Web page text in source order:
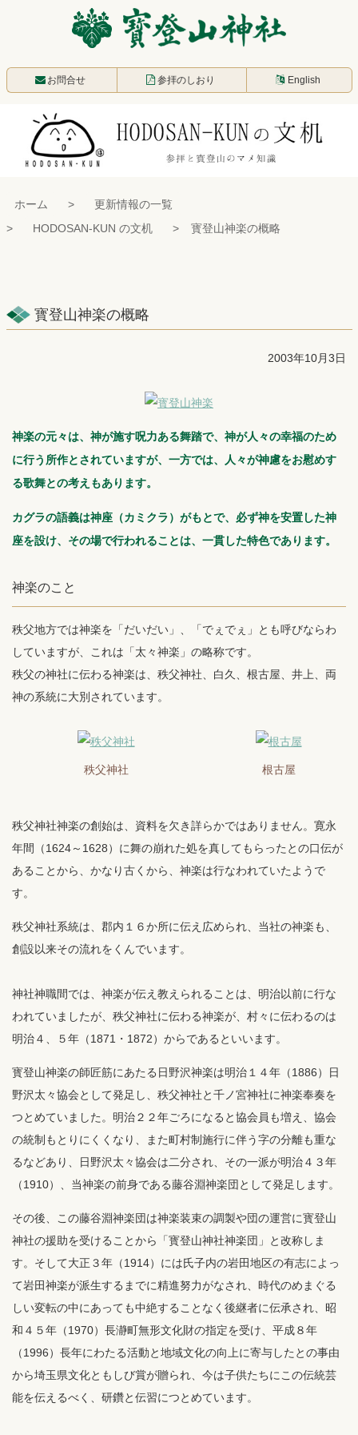
ッ
寳登山神社
お問合せ 参拝のしおり English
ホーム
更新情報の一覧
HODOSAN-KUN の文机
寳登山神楽の概略
寳登山神楽の概略
2003年10月3日
神楽の元々は、神が施す呪力ある舞踏で、神が人々の幸福のため
に行う所作とされていますが、一方では、人々が神慮をお慰めす
る歌舞との考えもあります。
カグラの語義は神座（カミクラ）がもとで、必ず神を安置した神
座を設け、その場で行われることは、一貫した特色であります。
神楽のこと
秩父地方では神楽を「だいだい」、「でぇでぇ」とも呼びならわ
していますが、これは「太々神楽」の略称です。
秩父の神社に伝わる神楽は、秩父神社、白久、根古屋、井上、両
神の系統に大別されています。
秩父神社 根古屋
秩父神社神楽の創始は、資料を欠き詳らかではありません。寛永
年間（1624～1628）に舞の崩れた処を真してもらったとの口伝が
あることから、かなり古くから、神楽は行なわれていたようで
す。
秩父神社系統は、郡内１６か所に伝え広められ、当社の神楽も、
創設以来その流れをくんでいます。
神社神職間では、神楽が伝え教えられることは、明治以前に行な
われていましたが、秩父神社に伝わる神楽が、村々に伝わるのは
明治４、５年（1871・1872）からであるといいます。
寳登山神楽の師匠筋にあたる日野沢神楽は明治１４年（1886）日
野沢太々協会として発足し、秩父神社と千ノ宮神社に神楽奉奏を
つとめていました。明治２２年ごろになると協会員も増え、協会
の統制もとりにくくなり、また町村制施行に伴う字の分離も重な
るなどあり、日野沢太々協会は二分され、その一派が明治４３年
（1910）、当神楽の前身である藤谷淵神楽団として発足します。
その後、この藤谷淵神楽団は神楽装束の調製や団の運営に寳登山
神社の援助を受けることから「寳登山神社神楽団」と改称しま
す。そして大正３年（1914）には氏子内の岩田地区の有志によっ
て岩田神楽が派生するまでに精進努力がなされ、時代のめまぐる
しい変転の中にあっても中絶することなく後継者に伝承され、昭
和４５年（1970）長瀞町無形文化財の指定を受け、平成８年
（1996）長年にわたる活動と地域文化の向上に寄与したとの事由
から埼玉県文化ともしび賞が贈られ、今は子供たちにこの伝統芸
能を伝えるべく、研鑽と伝習につとめています。